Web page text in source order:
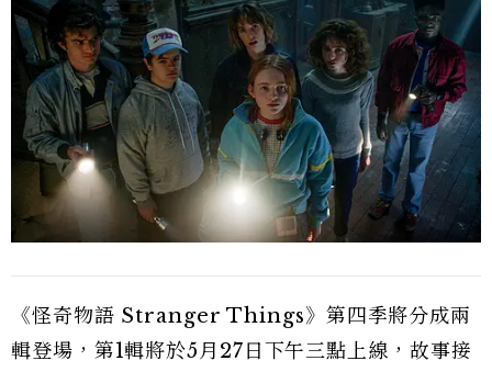
《怪奇物語 Stranger Things》第四季將分成兩
輯登場，第1輯將於5月27日下午三點上線，故事接